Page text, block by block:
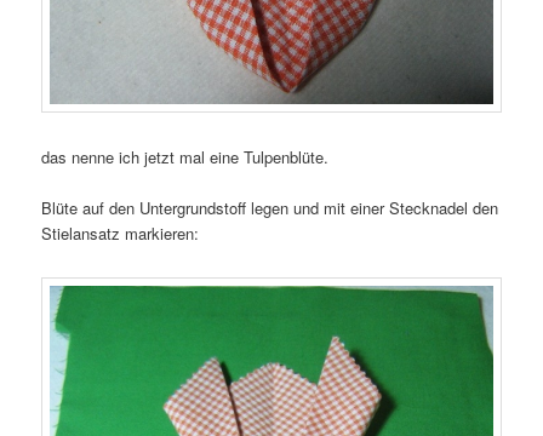
das nenne ich jetzt mal eine Tulpenblüte.
Blüte auf den Untergrundstoff legen und mit einer Stecknadel den
Stielansatz markieren: